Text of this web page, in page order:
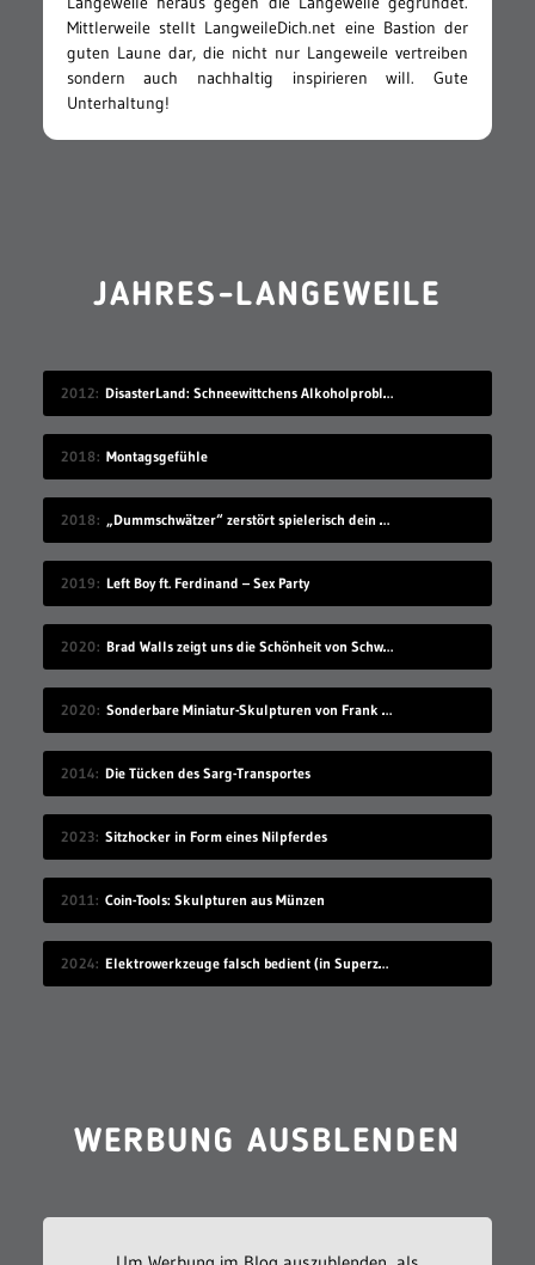
Mittlerweile stellt LangweileDich.net eine Bastion der
guten Laune dar, die nicht nur Langeweile vertreiben
sondern auch nachhaltig inspirieren will. Gute
Unterhaltung!
JAHRES-LANGEWEILE
2012 DisasterLand: Schneewittchens Alkoholproblem
2018 Montagsgefühle
2018 „Dummschwätzer“ zerstört spielerisch dein Sprachzentrum
2019 Left Boy ft. Ferdinand – Sex Party
2020 Brad Walls zeigt uns die Schönheit von Schwimmbecken
2020 Sonderbare Miniatur-Skulpturen von Frank Kunert
2014 Die Tücken des Sarg-Transportes
2023 Sitzhocker in Form eines Nilpferdes
2011 Coin-Tools: Skulpturen aus Münzen
2024 Elektrowerkzeuge falsch bedient (in Superzeitlupe)
WERBUNG AUSBLENDEN